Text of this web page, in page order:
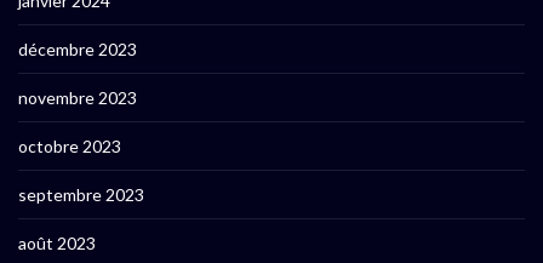
décembre 2023
novembre 2023
octobre 2023
septembre 2023
août 2023